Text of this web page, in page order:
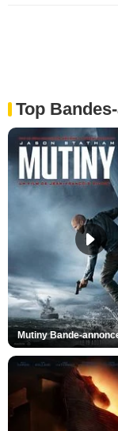
Top
Mutiny Bande-